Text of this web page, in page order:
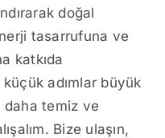
doğal
tasarrufuna ve
katkıda
adımlar büyük
daha temiz ve
Bize ulaşın,